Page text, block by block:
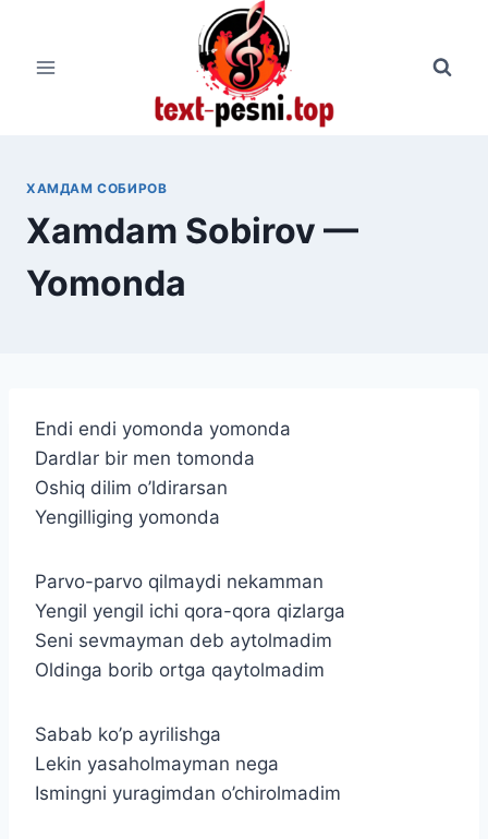
содержимому
ХАМДАМ СОБИРОВ
Xamdam Sobirov —
Yomonda
Endi endi yomonda yomonda
Dardlar bir men tomonda
Oshiq dilim o’ldirarsan
Yengilliging yomonda
Parvo-parvo qilmaydi nekamman
Yengil yengil ichi qora-qora qizlarga
Seni sevmayman deb aytolmadim
Oldinga borib ortga qaytolmadim
Sabab ko’p ayrilishga
Lekin yasaholmayman nega
Ismingni yuragimdan o’chirolmadim